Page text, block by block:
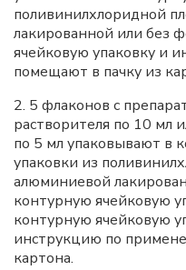
поливинилхлоридной
лакированной или без
ячейковую упаковку и
помещают в пачку из
2. 5 флаконов с
растворителя по 10 мл
по 5 мл упаковывают в
упаковки из
алюминиевой
контурную ячейковую
контурную ячейковую
инструкцию по
картона.